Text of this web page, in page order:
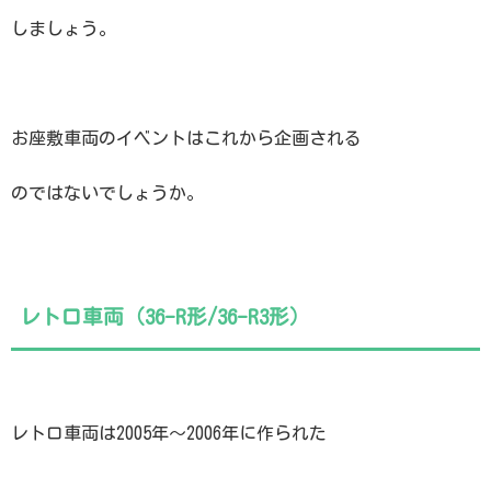
しましょう。
お座敷車両のイベントはこれから企画される
のではないでしょうか。
レトロ車両（36-R形/36-R3形）
レトロ車両は2005年〜2006年に作られた